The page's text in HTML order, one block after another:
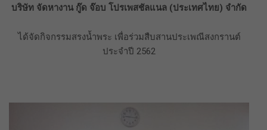
บริษัท จัดหางาน กู๊ด จ๊อบ โปรเพสชัลแนล (ประเทศไทย) จำกัด
ได้จัดกิจกรรมสรงน้ำพระ เพื่อร่วมสืบสานประเพณีสงกรานต์
ประจำปี 2562